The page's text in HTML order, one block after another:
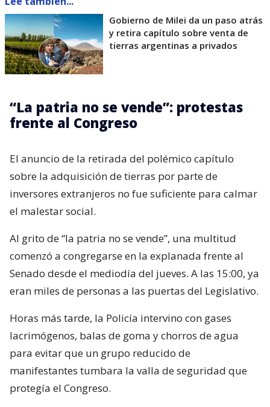
Gobierno de Milei da un paso atrás
y retira capítulo sobre venta de
tierras argentinas a privados
“La patria no se vende”: protestas
frente al Congreso
El anuncio de la retirada del polémico capítulo
sobre la adquisición de tierras por parte de
inversores extranjeros no fue suficiente para calmar
el malestar social.
Al grito de “la patria no se vende”, una multitud
comenzó a congregarse en la explanada frente al
Senado desde el mediodía del jueves. A las 15:00, ya
eran miles de personas a las puertas del Legislativo.
Horas más tarde, la Policía intervino con gases
lacrimógenos, balas de goma y chorros de agua
para evitar que un grupo reducido de
manifestantes tumbara la valla de seguridad que
protegía el Congreso.